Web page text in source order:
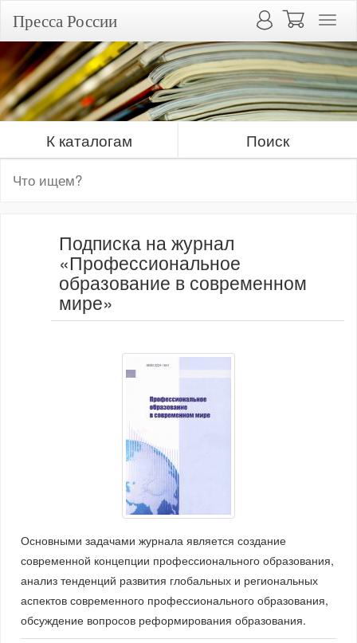
Пресса России
К каталогам Поиск
Подписка на журнал
«Профессиональное
образование в современном
мире»
Основными задачами журнала является создание
современной концепции профессионального образования,
анализ тенденций развития глобальных и региональных
аспектов современного профессионального образования,
обсуждение вопросов реформирования образования.